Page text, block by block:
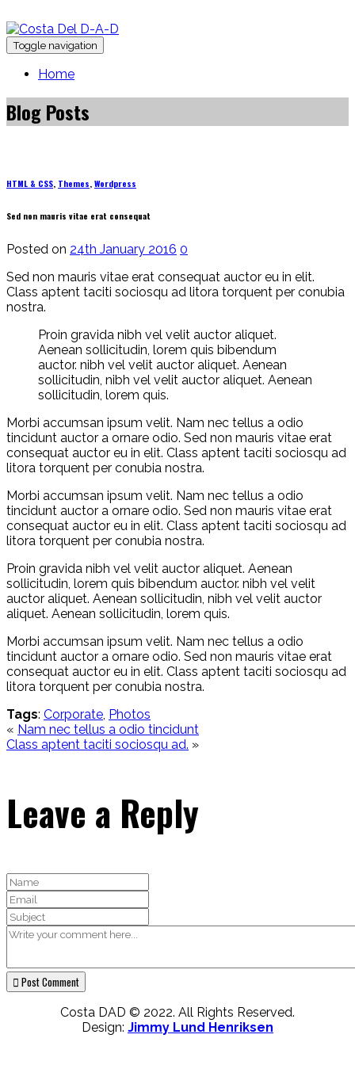
Toggle navigation
Home
Blog Posts
HTML & CSS, Themes, Wordpress
Sed non mauris vitae erat consequat
Posted on 24th January 2016 0
Sed non mauris vitae erat consequat auctor eu in elit.
Class aptent taciti sociosqu ad litora torquent per conubia
nostra.
Proin gravida nibh vel velit auctor aliquet.
Aenean sollicitudin, lorem quis bibendum
auctor. nibh vel velit auctor aliquet. Aenean
sollicitudin, nibh vel velit auctor aliquet. Aenean
sollicitudin, lorem quis.
Morbi accumsan ipsum velit. Nam nec tellus a odio
tincidunt auctor a ornare odio. Sed non mauris vitae erat
consequat auctor eu in elit. Class aptent taciti sociosqu ad
litora torquent per conubia nostra.
Morbi accumsan ipsum velit. Nam nec tellus a odio
tincidunt auctor a ornare odio. Sed non mauris vitae erat
consequat auctor eu in elit. Class aptent taciti sociosqu ad
litora torquent per conubia nostra.
Proin gravida nibh vel velit auctor aliquet. Aenean
sollicitudin, lorem quis bibendum auctor. nibh vel velit
auctor aliquet. Aenean sollicitudin, nibh vel velit auctor
aliquet. Aenean sollicitudin, lorem quis.
Morbi accumsan ipsum velit. Nam nec tellus a odio
tincidunt auctor a ornare odio. Sed non mauris vitae erat
consequat auctor eu in elit. Class aptent taciti sociosqu ad
litora torquent per conubia nostra.
Tags:
Tags: Corporate Photos
Posts
« Nam nec tellus a odio tincidunt
Class aptent taciti sociosqu ad. »
Leave a Reply
Costa DAD © 2022. All Rights Reserved.
Design: Jimmy Lund Henriksen